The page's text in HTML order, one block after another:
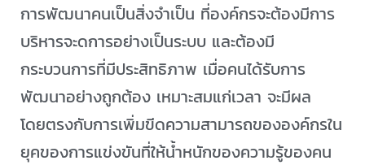
การพัฒนาคนเป็นสิ่งจำเป็น ที่องค์กรจะต้องมีการ
บริหารจะดการอย่างเป็นระบบ และต้องมี
กระบวนการที่มีประสิทธิภาพ เมื่อคนได้รับการ
พัฒนาอย่างถูกต้อง เหมาะสมแก่เวลา จะมีผล
โดยตรงกับการเพิ่มขีดความสามารถขององค์กรใน
ยุคของการแข่งขันที่ให้น้ำหนักของความรู้ของคน